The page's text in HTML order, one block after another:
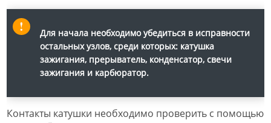
Для начала необходимо убедиться в исправности
остальных узлов, среди которых: катушка
зажигания, прерыватель, конденсатор, свечи
зажигания и карбюратор.
Контакты катушки необходимо проверить с помощью